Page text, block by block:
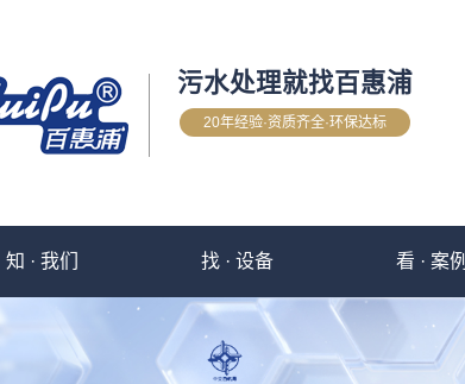
污水处理就找百惠浦
20年经验·资质齐全·环保达标
知 · 我们 找 · 设备 看 · 案例